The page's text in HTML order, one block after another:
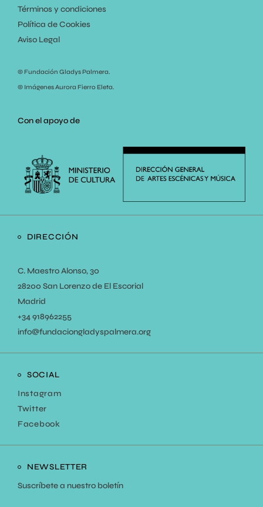
Términos y condiciones
Política de Cookies
Aviso Legal
© Fundación Gladys Palmera.
© Imágenes Aurora Fierro Eleta.
Con el apoyo de
DIRECCIÓN
C. Maestro Alonso, 30
28200 San Lorenzo de El Escorial
Madrid
+34918962255
info@fundaciongladyspalmera.org
SOCIAL
Instagram
Twitter
Facebook
NEWSLETTER
Suscríbete a nuestro boletín